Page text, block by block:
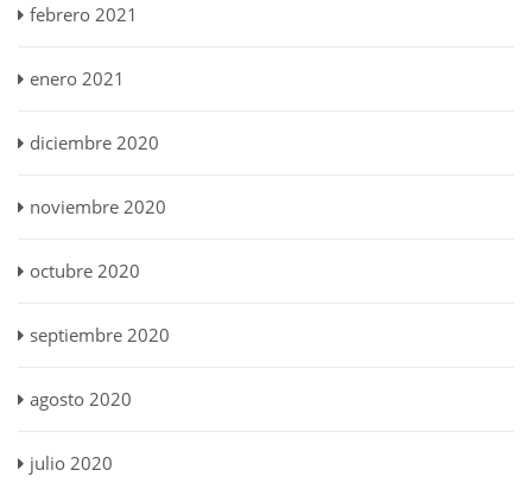
febrero 2021
enero 2021
diciembre 2020
noviembre 2020
octubre 2020
septiembre 2020
agosto 2020
julio 2020